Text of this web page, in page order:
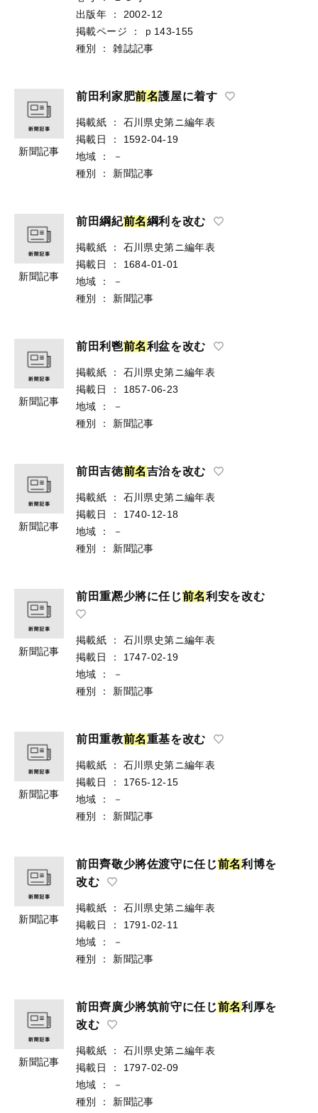
出版年
：
2002-12
掲載ページ
：
ｐ143-155
種別
： 雑誌記事
新聞記事
前田利家肥前名護屋に着す
掲載紙 ：
石川県史第ニ編年表
掲載日
：
1592-04-19
地域
：
－
種別
： 新聞記事
新聞記事
前田綱紀前名綱利を改む
掲載紙 ：
石川県史第ニ編年表
掲載日
：
1684-01-01
地域
：
－
種別
： 新聞記事
新聞記事
前田利鬯前名利盆を改む
掲載紙 ：
石川県史第ニ編年表
掲載日
：
1857-06-23
地域
：
－
種別
： 新聞記事
新聞記事
前田吉徳前名吉治を改む
掲載紙 ：
石川県史第ニ編年表
掲載日
：
1740-12-18
地域
：
－
種別
： 新聞記事
新聞記事
前田重凞少將に任じ前名利安を改む
掲載紙 ：
石川県史第ニ編年表
掲載日
：
1747-02-19
地域
：
－
種別
： 新聞記事
新聞記事
前田重教前名重基を改む
掲載紙 ：
石川県史第ニ編年表
掲載日
：
1765-12-15
地域
：
－
種別
： 新聞記事
新聞記事
前田齊敬少將佐渡守に任じ前名利博を
改む
掲載紙 ：
石川県史第ニ編年表
掲載日
：
1791-02-11
地域
：
－
種別
： 新聞記事
新聞記事
前田齊廣少將筑前守に任じ前名利厚を
改む
掲載紙 ：
石川県史第ニ編年表
掲載日
：
1797-02-09
地域
：
－
種別
： 新聞記事